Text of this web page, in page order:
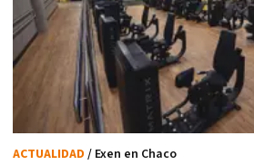
ACTUALIDAD / Exen en Chaco